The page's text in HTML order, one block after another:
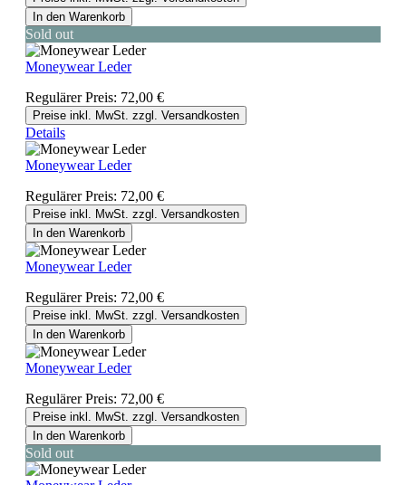
In den Warenkorb
Sold out
Moneywear Leder
Regulärer Preis: 72,00 €
Preise inkl. MwSt. zzgl. Versandkosten
Details
Moneywear Leder
Regulärer Preis: 72,00 €
Preise inkl. MwSt. zzgl. Versandkosten
In den Warenkorb
Moneywear Leder
Regulärer Preis: 72,00 €
Preise inkl. MwSt. zzgl. Versandkosten
In den Warenkorb
Moneywear Leder
Regulärer Preis: 72,00 €
Preise inkl. MwSt. zzgl. Versandkosten
In den Warenkorb
Sold out